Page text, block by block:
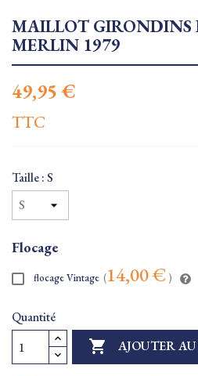
MAILLOT GIRONDINS
MERLIN 1979
49,95 €
TTC
Taille : S
Flocage
flocage Vintage (14,00 € )
Quantité
 AJOUTER